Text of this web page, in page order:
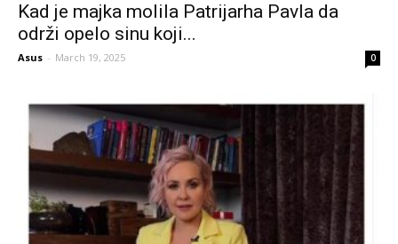
Kad je majka molila Patrijarha Pavla da
održi opelo sinu koji...
Asus - March 19, 2025 0